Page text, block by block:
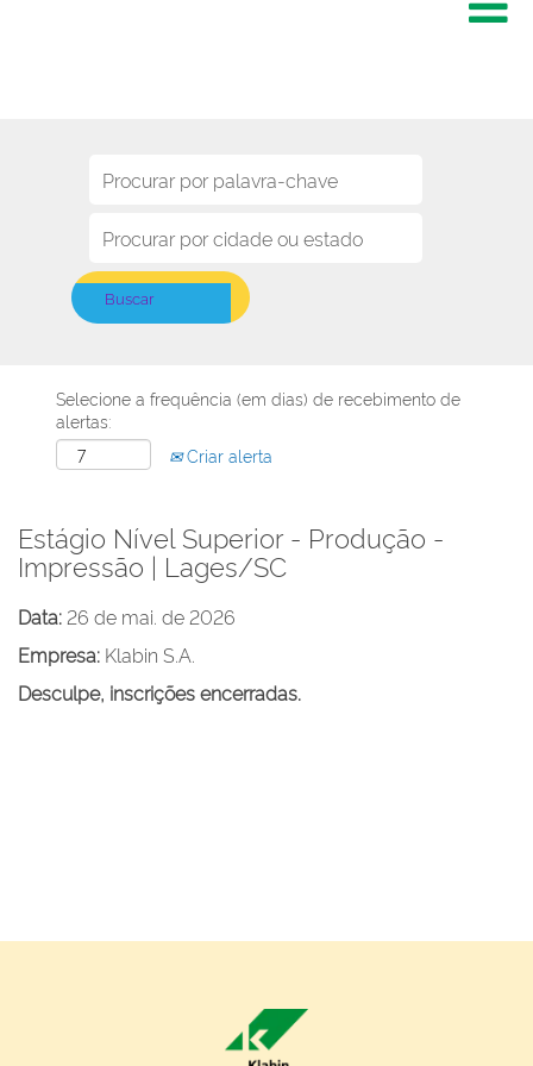
Selecione a frequência (em dias) de recebimento de
alertas:
Criar alerta
Estágio Nível Superior - Produção -
Impressão | Lages/SC
Data: 26 de mai. de 2026
Empresa: Klabin S.A.
Desculpe, inscrições encerradas.